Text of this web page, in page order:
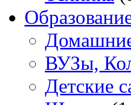
ВУЗы,
Детские